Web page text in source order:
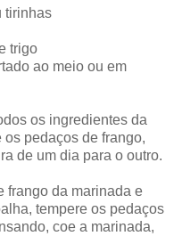
tirinhas
trigo
ao meio ou em
os ingredientes da
pedaços de frango,
de um dia para o outro.
frango da marinada e
tempere os pedaços
coe a marinada,